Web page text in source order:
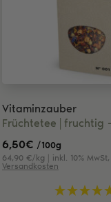
Vitaminzauber
Früchtetee
fruchtig
6,50€ /100g
64,90 €/kg | inkl. 10%
Versandkosten